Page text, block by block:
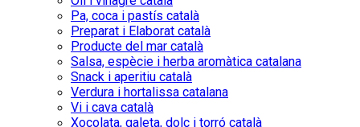
Pa, coca i pastís català
Preparat i Elaborat català
Producte del mar català
Salsa, espècie i herba aromàtica catalana
Snack i aperitiu català
Verdura i hortalissa catalana
Vi i cava català
Xocolata, galeta, dolç i torró català